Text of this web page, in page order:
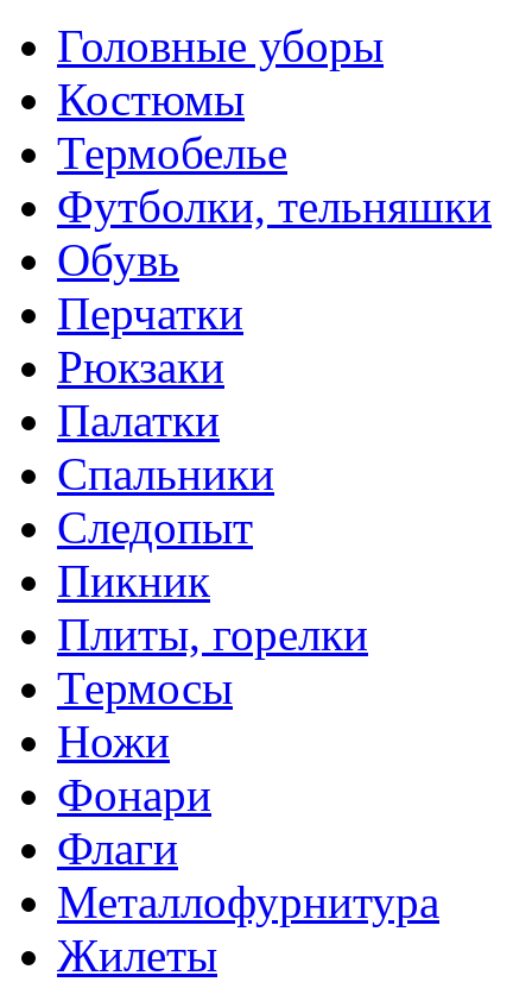
Головные уборы
Костюмы
Термобелье
Футболки, тельняшки
Обувь
Перчатки
Рюкзаки
Палатки
Спальники
Следопыт
Пикник
Плиты, горелки
Термосы
Ножи
Фонари
Флаги
Металлофурнитура
Жилеты